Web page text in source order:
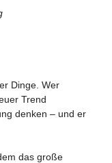
Dinge. Wer
Trend
denken – und er
das große